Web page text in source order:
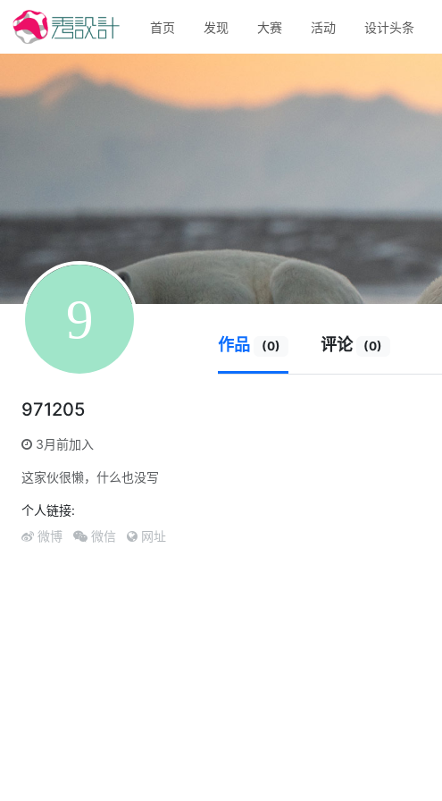
首页 发现 大赛 活动 设计头条
971205
3月前加入
这家伙很懒，什么也没写
个人链接:
微博 微信 网址
作品 (0) 评论 (0)